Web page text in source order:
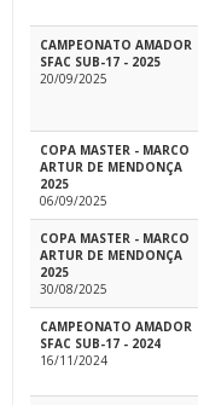
CAMPEONATO AMADOR
SFAC SUB-17 - 2025
20/09/2025
COPA MASTER - MARCO
ARTUR DE MENDONÇA
2025
06/09/2025
COPA MASTER - MARCO
ARTUR DE MENDONÇA
2025
30/08/2025
CAMPEONATO AMADOR
SFAC SUB-17 - 2024
16/11/2024